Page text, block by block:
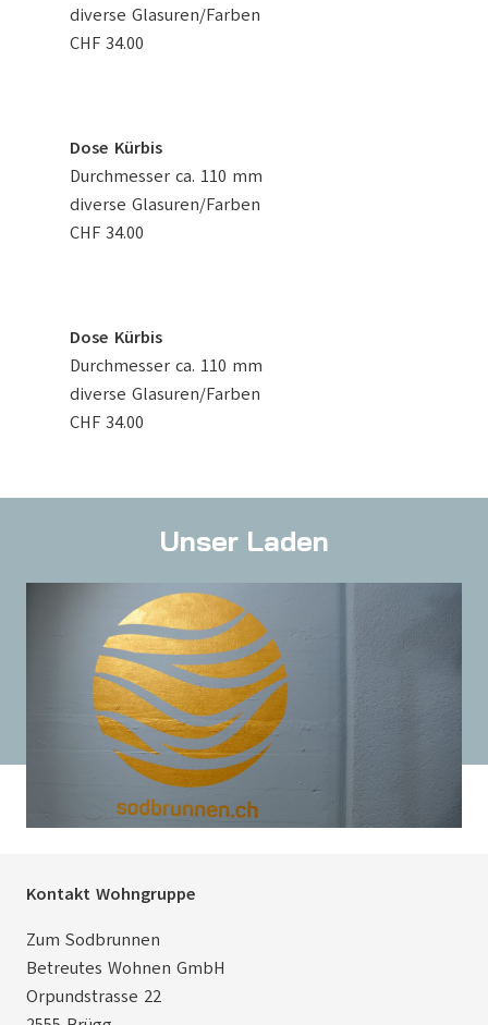
diverse Glasuren/Farben
CHF 34.00
Dose Kürbis
Durchmesser ca. 110 mm
diverse Glasuren/Farben
CHF 34.00
Dose Kürbis
Durchmesser ca. 110 mm
diverse Glasuren/Farben
CHF 34.00
Unser Laden
Kontakt Wohngruppe
Zum Sodbrunnen
Betreutes Wohnen GmbH
Orpundstrasse 22